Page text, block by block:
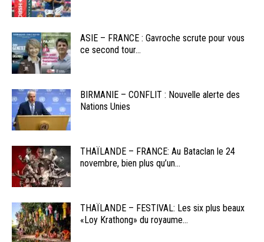
ASIE – FRANCE : Gavroche scrute pour vous
ce second tour...
BIRMANIE – CONFLIT : Nouvelle alerte des
Nations Unies
THAÏLANDE – FRANCE: Au Bataclan le 24
novembre, bien plus qu’un...
THAÏLANDE – FESTIVAL: Les six plus beaux
«Loy Krathong» du royaume...